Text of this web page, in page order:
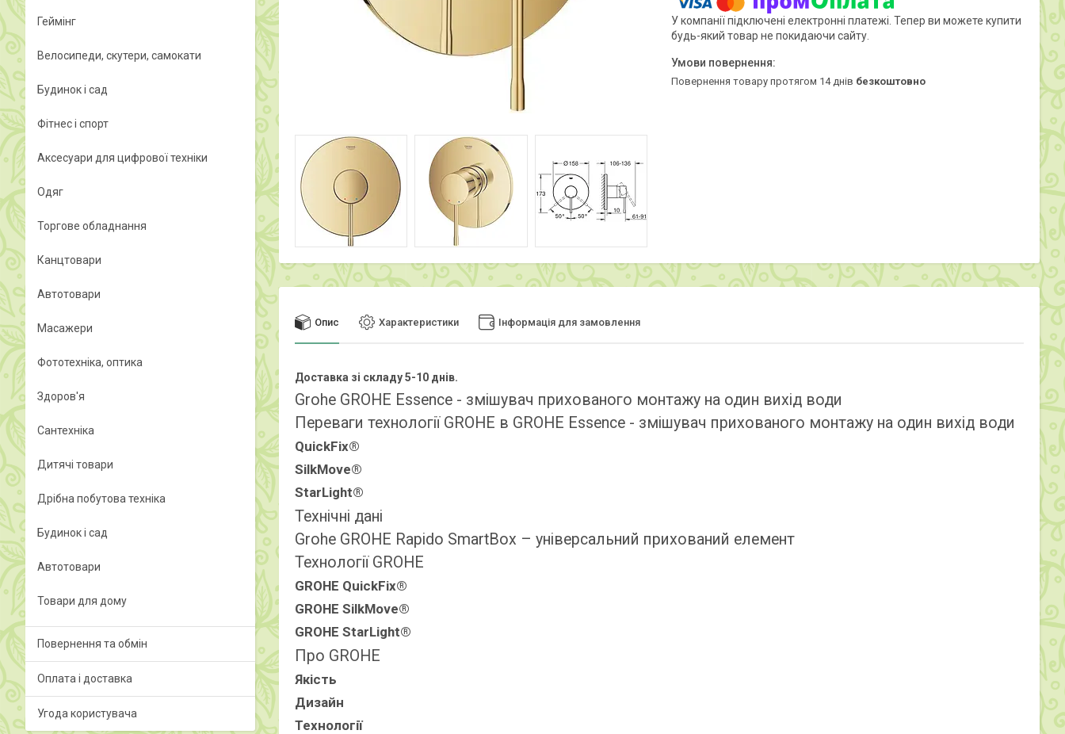
У компанії підключені електронні платежі. Тепер ви можете купити
будь-який товар не покидаючи сайту.
повернення товару протягом 14 днів безкоштовно
Опис Характеристики Інформація для замовлення
Доставка зі складу 5-10 днів.
Grohe GROHE Essence - змішувач прихованого монтажу на один вихід води
Переваги технології GROHE в GROHE Essence - змішувач прихованого монтажу на один вихід води
QuickFix®
SilkMove®
StarLight®
Технічні дані
Grohe GROHE Rapido SmartBox – універсальний прихований елемент
Технології GROHE
GROHE QuickFix®
GROHE SilkMove®
GROHE StarLight®
Про GROHE
Якість
Дизайн
Технології
Геймінг
Велосипеди, скутери, самокати
Будинок і сад
Фітнес і спорт
Аксесуари для цифрової техніки
Одяг
Торгове обладнання
Канцтовари
Автотовари
Масажери
Фототехніка, оптика
Здоров'я
Сантехніка
Дитячі товари
Дрібна побутова техніка
Будинок і сад
Автотовари
Товари для дому
Повернення та обмін
Оплата і доставка
Угода користувача